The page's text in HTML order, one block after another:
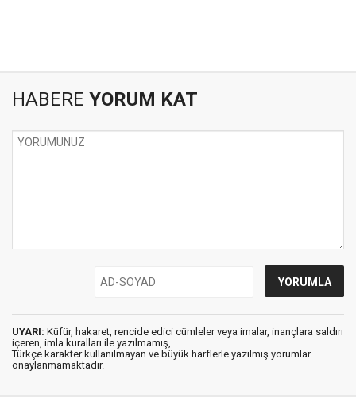
HABERE YORUM KAT
UYARI: Küfür, hakaret, rencide edici cümleler veya imalar, inançlara saldırı
içeren, imla kuralları ile yazılmamış,
Türkçe karakter kullanılmayan ve büyük harflerle yazılmış yorumlar
onaylanmamaktadır.